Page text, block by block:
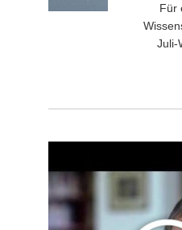
Für
Juli-